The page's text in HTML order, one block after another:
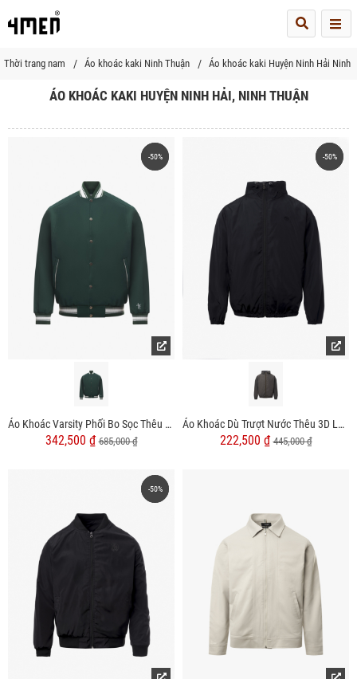
Thời trang nam Áo khoác kaki Ninh Thuận Áo khoác kaki Huyện Ninh Hải Ninh
ÁO KHOÁC KAKI HUYỆN NINH HẢI, NINH THUẬN
-50%
-50%
Áo Khoác Varsity Phối Bo Sọc Thêu 4MEN Tennis Club Form Regular AK059
342,500 ₫685,000 ₫
-50%
-50%
Áo Khoác Dù Trượt Nước Thêu 3D Logo 4M Form Regular AK069
222,500 ₫445,000 ₫
-50%
-50%